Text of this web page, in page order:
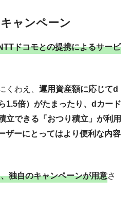
ャンペーン
ドコモとの提携によるサービ
くわえ、 運用資産額に応じてd
1.5倍）がたまったり、dカード
立できる「おつり積立」が利用
ザーにとってはより便利な内容
独自のキャンペーンが用意さ